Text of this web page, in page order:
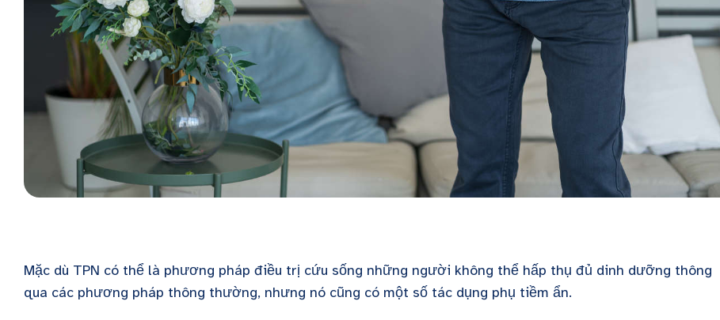
Mặc dù TPN có thể là phương pháp điều trị cứu sống những người không thể hấp thụ đủ dinh dưỡng thông
qua các phương pháp thông thường, nhưng nó cũng có một số tác dụng phụ tiềm ẩn.